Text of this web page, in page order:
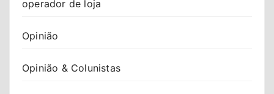
operador de loja
Opinião
Opinião & Colunistas